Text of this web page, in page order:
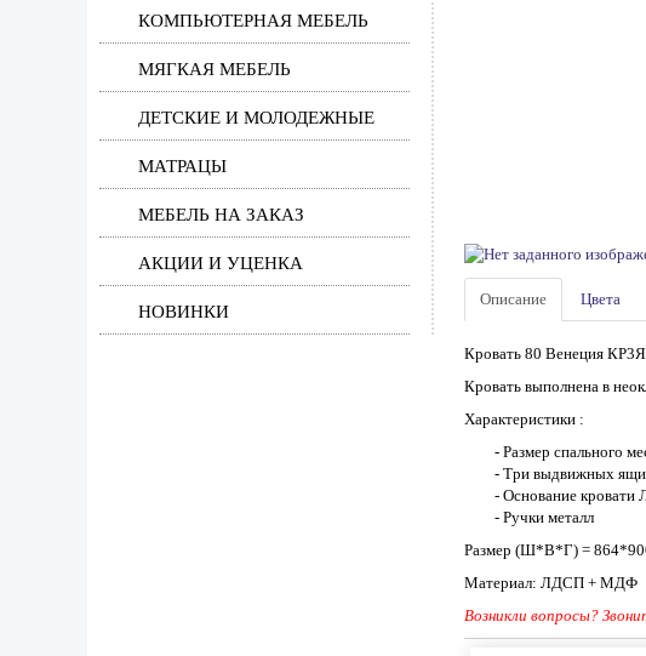
КОМПЬЮТЕРНАЯ МЕБЕЛЬ
МЯГКАЯ МЕБЕЛЬ
ДЕТСКИЕ И МОЛОДЕЖНЫЕ
МАТРАЦЫ
МЕБЕЛЬ НА ЗАКАЗ
АКЦИИ И УЦЕНКА
НОВИНКИ
Описание Цвета
Кровать 80 Венеция
Кровать выполнена в
Характеристики :
- Размер спального
- Три выдвижных
- Основание
- Ручки металл
Размер (Ш*В*Г) =
Материал: ЛДСП + МДФ
Возникли вопросы?